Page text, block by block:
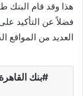
هذا وقد قام البنك
فضلاً عن التأكيد
العديد من المواقع
بنك